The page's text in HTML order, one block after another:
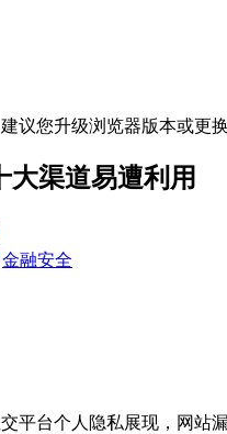
议您升级浏览器版本或更
大渠道易遭利用
金融安全
平台个人隐私展现，网